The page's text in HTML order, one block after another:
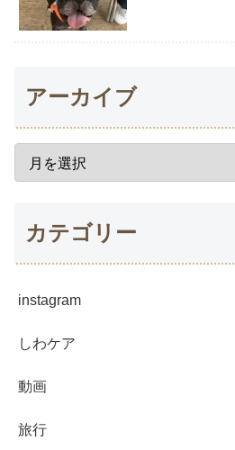
アーカイブ
カテゴリー
instagram
しわケア
動画
旅行